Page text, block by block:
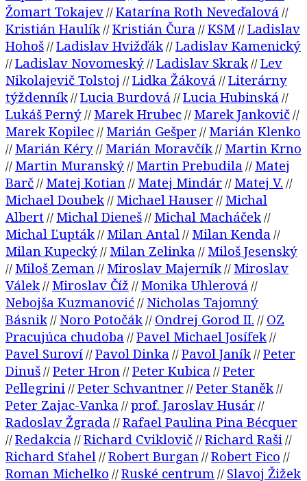
Žomart Tokajev//Katarína Roth Neveďalová //
Kristián Haulík//Kristián Čura //KSM//Ladislav
Hohoš//Ladislav Hvižďák//Ladislav Kamenický
//Ladislav Novomeský//Ladislav Skrak//Lev
Nikolajevič Tolstoj //Lidka Žáková //Literárny
týždenník//Lucia Burdová //Lucia Hubinská //
Lukáš Perný// Marek Hrubec// Marek Jankovič//
Marek Kopilec// Marián Gešper// Marián Klenko
// Marián Kéry// Marián Moravčík// Martin Krno
// Martin Muranský// Martin Prebudila // Matej
Barč// Matej Kotian // Matej Mindár// Matej V. //
Michael Doubek// Michael Hauser// Michal
Albert // Michal Dieneš// Michal Macháček//
Michal Ľupták// Milan Antal // Milan Kenda //
Milan Kupecký// Milan Zelinka // Miloš Jesenský
// Miloš Zeman // Miroslav Majerník// Miroslav
Válek// Miroslav Číž // Monika Uhlerová //
Nebojša Kuzmanović// Nicholas Tajomný
Básnik// Noro Potočák// Ondrej Gorod II. // OZ
Pracujúca chudoba //Pavel Michael Josífek//
Pavel Suroví//Pavol Dinka //Pavol Janík//Peter
Dinuš//Peter Hron //Peter Kubica //Peter
Pellegrini //Peter Schvantner//Peter Staněk//
Peter Zajac-Vanka //prof. Jaroslav Husár//
Radoslav Žgrada //Rafael Paulina Pina Bécquer
//Redakcia //Richard Cviklovič//Richard Raši //
Richard Sťahel //Robert Burgan //Robert Fico //
Roman Michelko //Ruské centrum // Slavoj Žižek